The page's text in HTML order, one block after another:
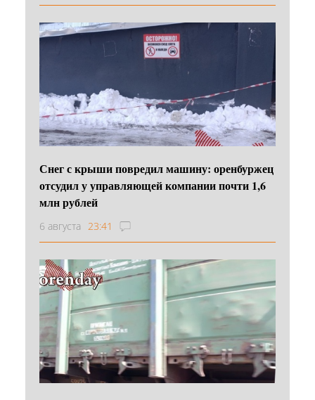
Снег с крыши повредил машину: оренбуржец
отсудил у управляющей компании почти 1,6
млн рублей
6 августа 23:41